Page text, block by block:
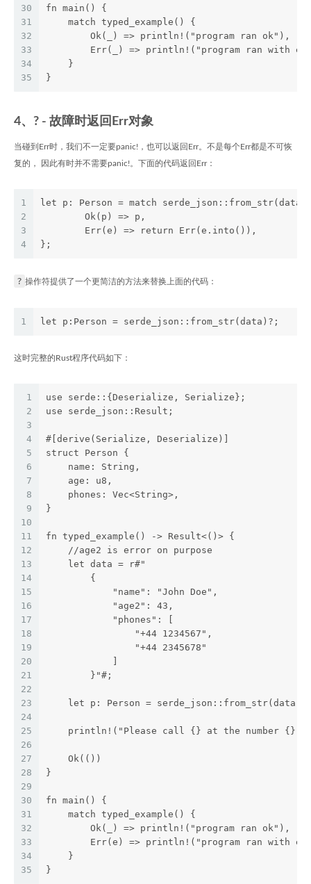
30
31
32
33
34
35
fn main() {
    match typed_example() {
        Ok(_) => println!("program ran ok"),
Err(_) => println!("program ran with
    }
}
4、? - 故障时返回Err对象
当碰到Err时，我们不一定要panic!，也可以返回Err。不是每个Err都是不可恢
复的， 因此有时并不需要panic!。下面的代码返回Err：
1
2
3
4
let p: Person = match
        Ok(p) => p,
        Err(e) => return Err(e.into()),
};
? 操作符提供了一个更简洁的方法来替换上面的代码：
1 let p:Person = serde_json::from_str(data)?;
这时完整的Rust程序代码如下：
1
2
3
4
5
6
7
8
9
10
11
12
13
14
15
16
17
18
19
20
21
22
23
24
25
26
27
28
29
30
31
32
33
34
35
use serde::{Deserialize, Serialize};
use serde_json::Result;
#[derive(Serialize, Deserialize)]
struct Person {
    name: String,
    age: u8,
    phones: Vec<String>,
}
fn typed_example() -> Result<()> {
    //age2 is error on purpose
    let data = r#"
        {
            "name": "John Doe",
            "age2": 43,
            "phones": [
                "+44 1234567",
                "+44 2345678"
        }"#;
let p: Person =
println!("Please call {} at the number
    Ok(())
}
fn main() {
    match typed_example() {
        Ok(_) => println!("program ran ok"),
Err(e) => println!("program ran with
    }
}